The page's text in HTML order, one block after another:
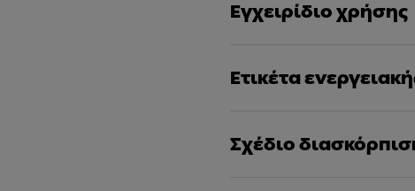
Εγχειρίδιο χρήσης
Ετικέτα
Σχέδιο